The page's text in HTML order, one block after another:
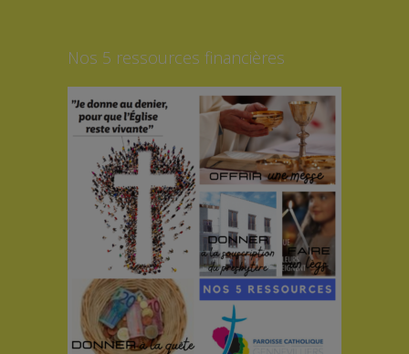
Nos 5 ressources financières